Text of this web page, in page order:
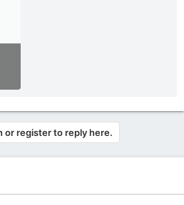
or register to reply here.